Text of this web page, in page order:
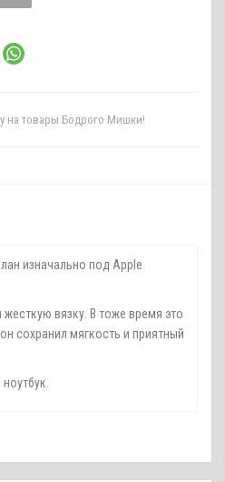
изначально под Apple
вязку. В тоже время это
сохранил мягкость и приятный